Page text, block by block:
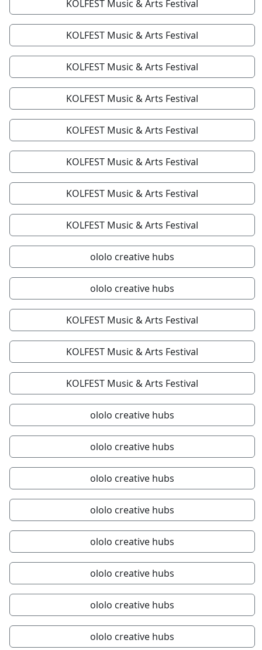
KOLFEST Music & Arts Festival
KOLFEST Music & Arts Festival
KOLFEST Music & Arts Festival
KOLFEST Music & Arts Festival
KOLFEST Music & Arts Festival
KOLFEST Music & Arts Festival
KOLFEST Music & Arts Festival
KOLFEST Music & Arts Festival
ololo creative hubs
ololo creative hubs
KOLFEST Music & Arts Festival
KOLFEST Music & Arts Festival
KOLFEST Music & Arts Festival
ololo creative hubs
ololo creative hubs
ololo creative hubs
ololo creative hubs
ololo creative hubs
ololo creative hubs
ololo creative hubs
ololo creative hubs